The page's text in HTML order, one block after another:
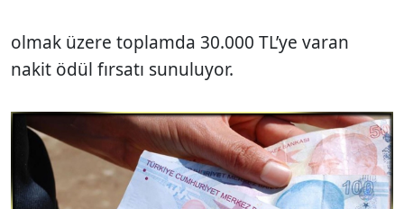
olmak üzere toplamda 30.000 TL’ye varan
nakit ödül fırsatı sunuluyor.